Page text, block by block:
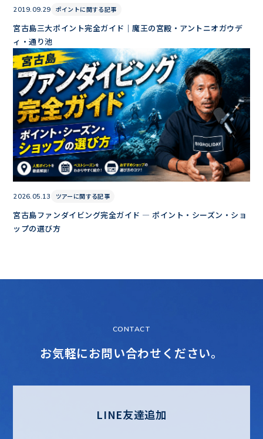
2019.09.29 ポイントに関する記事
宮古島三大ポイント完全ガイド｜魔王の宮殿・アントニオガウデ
ィ・通り池
2026.05.13 ツアーに関する記事
宮古島ファンダイビング完全ガイド — ポイント・シーズン・ショ
ップの選び方
CONTACT
お気軽にお問い合わせください。
LINE友達追加